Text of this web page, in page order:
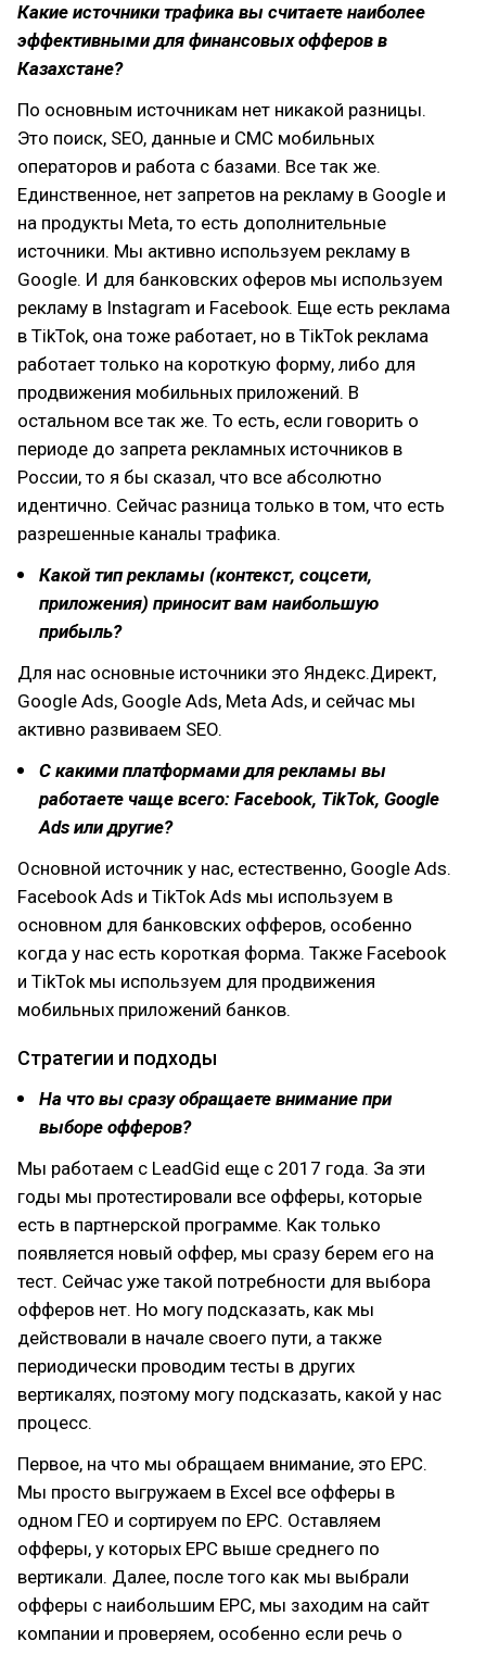
Какие источники трафика вы считаете наиболее
эффективными для финансовых офферов в
Казахстане?
По основным источникам нет никакой разницы.
Это поиск, SEO, данные и СМС мобильных
операторов и работа с базами. Все так же.
Единственное, нет запретов на рекламу в Google и
на продукты Meta, то есть дополнительные
источники. Мы активно используем рекламу в
Google. И для банковских оферов мы используем
рекламу в Instagram и Facebook. Еще есть реклама
в TikTok, она тоже работает, но в TikTok реклама
работает только на короткую форму, либо для
продвижения мобильных приложений. В
остальном все так же. То есть, если говорить о
периоде до запрета рекламных источников в
России, то я бы сказал, что все абсолютно
идентично. Сейчас разница только в том, что есть
разрешенные каналы трафика.
Какой тип рекламы (контекст, соцсети,
приложения) приносит вам наибольшую
прибыль?
Для нас основные источники это Яндекс.Директ,
Google Ads, Google Ads, Meta Ads, и сейчас мы
активно развиваем SEO.
С какими платформами для рекламы вы
работаете чаще всего: Facebook, TikTok, Google
Ads или другие?
Основной источник у нас, естественно, Google Ads.
Facebook Ads и TikTok Ads мы используем в
основном для банковских офферов, особенно
когда у нас есть короткая форма. Также Facebook
и TikTok мы используем для продвижения
мобильных приложений банков.
Стратегии и подходы
На что вы сразу обращаете внимание при
выборе офферов?
Мы работаем с LeadGid еще с 2017 года. За эти
годы мы протестировали все офферы, которые
есть в партнерской программе. Как только
появляется новый оффер, мы сразу берем его на
тест. Сейчас уже такой потребности для выбора
офферов нет. Но могу подсказать, как мы
действовали в начале своего пути, а также
периодически проводим тесты в других
вертикалях, поэтому могу подсказать, какой у нас
процесс.
Первое, на что мы обращаем внимание, это EPC.
Мы просто выгружаем в Excel все офферы в
одном ГЕО и сортируем по EPC. Оставляем
офферы, у которых EPC выше среднего по
вертикали. Далее, после того как мы выбрали
офферы с наибольшим EPC, мы заходим на сайт
компании и проверяем, особенно если речь о